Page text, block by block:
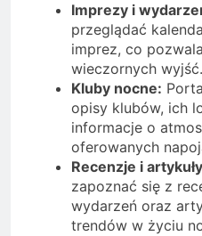
Imprezy i
przeglądać
imprez, co
wieczornych wyjść.
Kluby nocne:
opisy klubów, ich
informacje o
oferowanych
Recenzje i
zapoznać się z
wydarzeń oraz
trendów w życiu